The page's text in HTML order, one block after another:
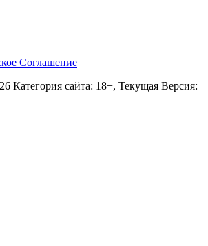
Соглашение
Категория сайта: 18+, Текущая Версия: